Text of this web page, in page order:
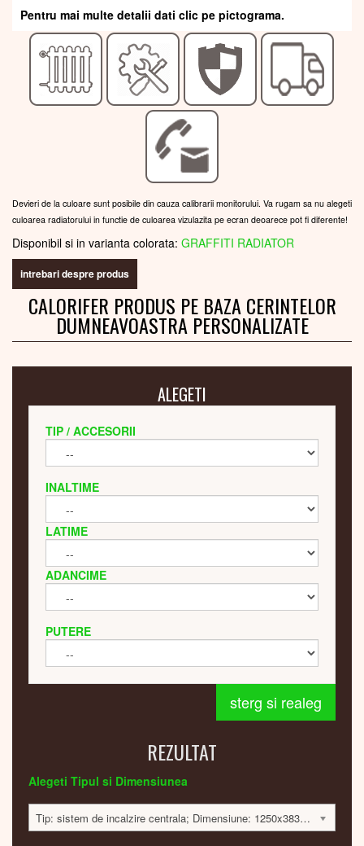
Pentru mai multe detalii dati clic pe pictograma.
Devieri de la culoare sunt posibile din cauza calibrarii monitorului. Va rugam sa nu alegeti
culoarea radiatorului in functie de culoarea vizulazita pe ecran deoarece pot fi diferente!
Disponibil si in varianta colorata: GRAFFITI RADIATOR
intrebari despre produs
CALORIFER PRODUS PE BAZA CERINTELOR
DUMNEAVOASTRA PERSONALIZATE
ALEGETI
TIP / ACCESORII
INALTIME
LATIME
ADANCIME
PUTERE
sterg si realeg
REZULTAT
Alegeti Tipul si Dimensiunea
Tip: sistem de incalzire centrala; Dimensiune: 1250x383x42mm; 380 Watt; 14595 lei